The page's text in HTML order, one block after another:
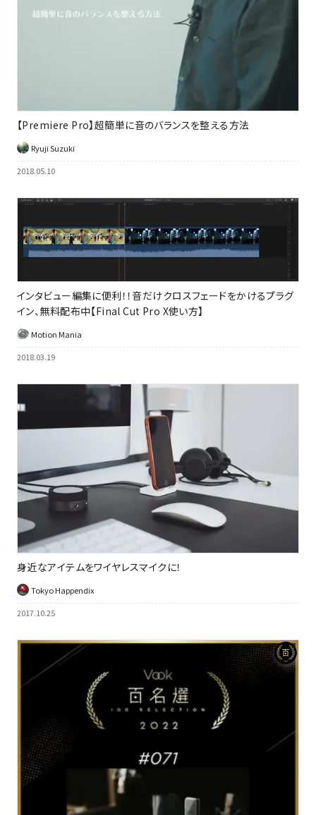
【Premiere Pro】超簡単に音のバランスを整える方法
Ryuji Suzuki
2018.05.10
インタビュー編集に便利！！音だけクロスフェードをかけるプラグ
イン、無料配布中【Final Cut Pro X使い方】
Motion Mania
2018.03.19
身近なアイテムをワイヤレスマイクに！
Tokyo Happendix
2017.10.25